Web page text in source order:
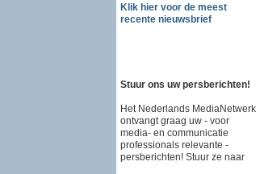
Klik hier voor de meest
recente nieuwsbrief
Stuur ons uw persberichten!
Het Nederlands MediaNetwerk
ontvangt graag uw - voor
media- en communicatie
professionals relevante -
persberichten! Stuur ze naar